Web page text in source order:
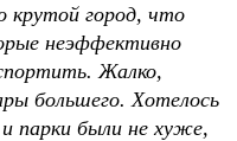
крутой город, что
неэффективно
Жалко,
большего. Хотелось
парки были не хуже,